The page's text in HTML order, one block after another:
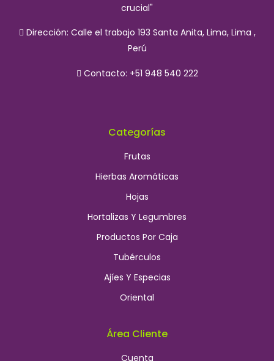
crucial"
Dirección: Calle el trabajo 193 Santa Anita, Lima, Lima ,
Perú
Contacto: +51 948 540 222
Categorías
Frutas
Hierbas Aromáticas
Hojas
Hortalizas Y Legumbres
Productos Por Caja
Tubérculos
Ajíes Y Especias
Oriental
Área Cliente
Cuenta